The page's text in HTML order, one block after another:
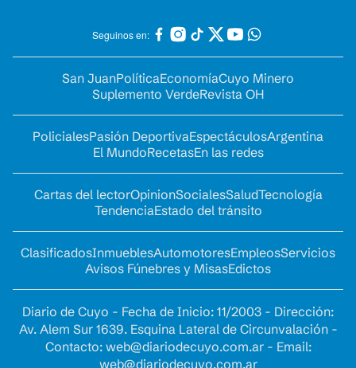
Seguinos en:
San JuanPolíticaEconomíaCuyo Minero
Suplemento VerdeRevista OH
PolicialesPasión DeportivaEspectáculosArgentina
El MundoRecetasEn las redes
Cartas del lectorOpinionSocialesSaludTecnología
TendenciaEstado del tránsito
ClasificadosInmueblesAutomotoresEmpleosServicios
Avisos Fúnebres y MisasEdictos
Diario de Cuyo - Fecha de Inicio: 11/2003 - Dirección:
Av. Alem Sur 1639. Esquina Lateral de Circunvalación -
Contacto: web@diariodecuyo.com.ar- Email:
web@diariodecuyo.com.ar